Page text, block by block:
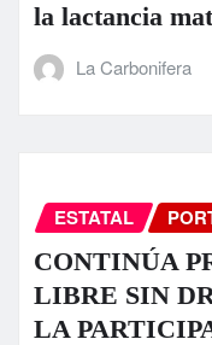
la lactancia
La Carbonifera
ESTATAL
CONTINÚA
LIBRE SIN
LA